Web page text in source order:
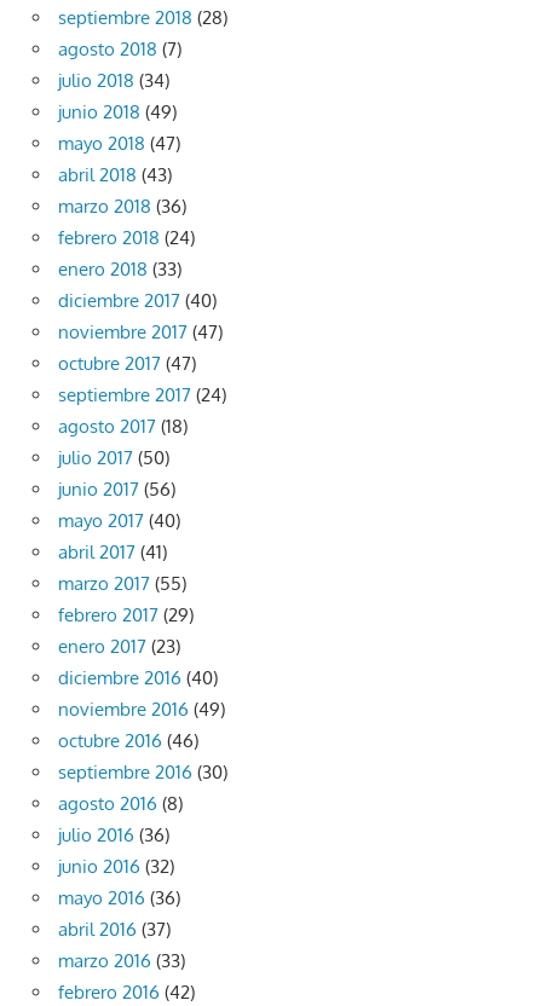
septiembre 2018 (28)
agosto 2018 (7)
julio 2018 (34)
junio 2018 (49)
mayo 2018 (47)
abril 2018 (43)
marzo 2018 (36)
febrero 2018 (24)
enero 2018 (33)
diciembre 2017 (40)
noviembre 2017 (47)
octubre 2017 (47)
septiembre 2017 (24)
agosto 2017 (18)
julio 2017 (50)
junio 2017 (56)
mayo 2017 (40)
abril 2017 (41)
marzo 2017 (55)
febrero 2017 (29)
enero 2017 (23)
diciembre 2016 (40)
noviembre 2016 (49)
octubre 2016 (46)
septiembre 2016 (30)
agosto 2016 (8)
julio 2016 (36)
junio 2016 (32)
mayo 2016 (36)
abril 2016 (37)
marzo 2016 (33)
febrero 2016 (42)